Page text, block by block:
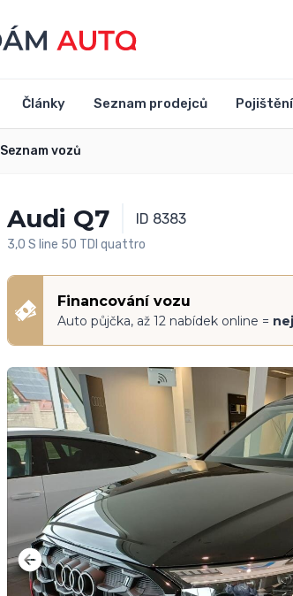
Články Seznam prodejců
Seznam vozů
Audi Q7 ID 8383
3,0 S line 50 TDI quattro
Financování vozu
Auto půjčka, až 12 nabídek online =